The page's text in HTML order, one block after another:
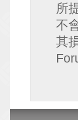
所
不
其